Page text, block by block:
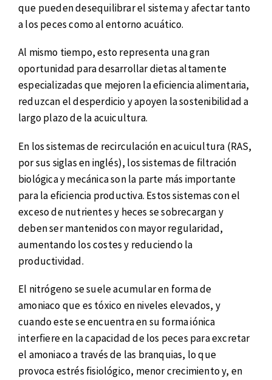
que pueden desequilibrar el sistema y afectar tanto
a los peces como al entorno acuático.
Al mismo tiempo, esto representa una gran
oportunidad para desarrollar dietas altamente
especializadas que mejoren la eficiencia alimentaria,
reduzcan el desperdicio y apoyen la sostenibilidad a
largo plazo de la acuicultura.
En los sistemas de recirculación en acuicultura (RAS,
por sus siglas en inglés), los sistemas de filtración
biológica y mecánica son la parte más importante
para la eficiencia productiva. Estos sistemas con el
exceso de nutrientes y heces se sobrecargan y
deben ser mantenidos con mayor regularidad,
aumentando los costes y reduciendo la
productividad.
El nitrógeno se suele acumular en forma de
amoniaco que es tóxico en niveles elevados, y
cuando este se encuentra en su forma iónica
interfiere en la capacidad de los peces para excretar
el amoniaco a través de las branquias, lo que
provoca estrés fisiológico, menor crecimiento y, en